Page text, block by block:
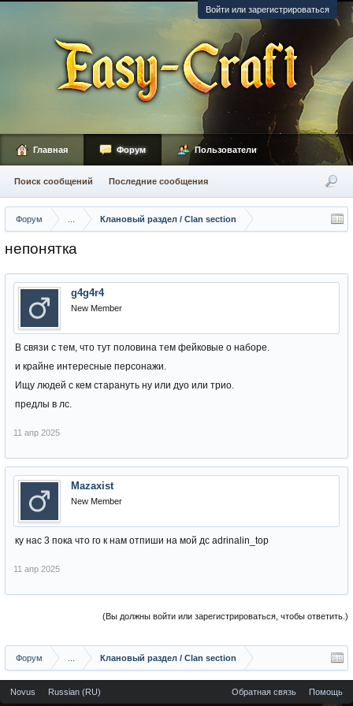
Войти или зарегистрироваться
Форум Клановый раздел / Сlan section
непонятка
g4g4r4
New Member
В связи с тем, что тут половина тем фейковые о наборе.
и крайне интересные персонажи.
Ищу людей с кем старануть ну или дуо или трио.
предлы в лс.
11 апр 2025
Mazaxist
New Member
ку нас 3 пока что го к нам отпиши на мой дс adrinalin_top
11 апр 2025
(Вы должны войти или зарегистрироваться, чтобы ответить.)
Форум Клановый раздел / Сlan section
Главная Форум
Поиск сообщений Последние сообщения
Пользователи
Novus Russian (RU) Обратная связь Помощь